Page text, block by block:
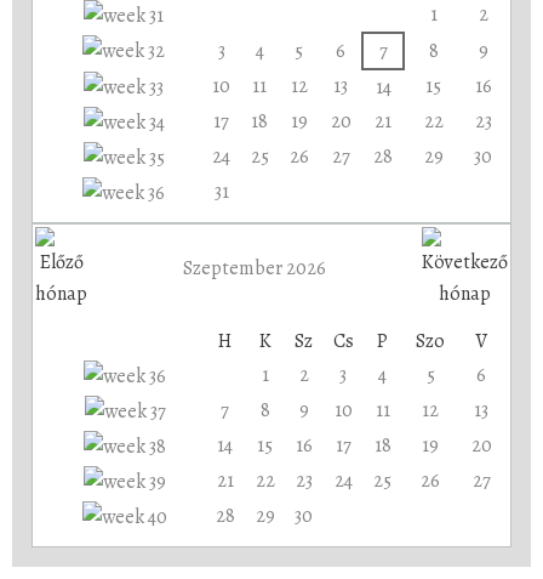
1
2
3
4 5 6 7 8
9
10
11 12 13 14 15
16
17
18 19 20 21 22
23
24
25 26 27 28 29
30
31
Szeptember 2026
H K Sz Cs P Szo
V
1
2 3 4 5
6
7
8 9 10 11 12
13
14
15 16 17 18 19
20
21
22 23 24 25 26
27
28
29 30